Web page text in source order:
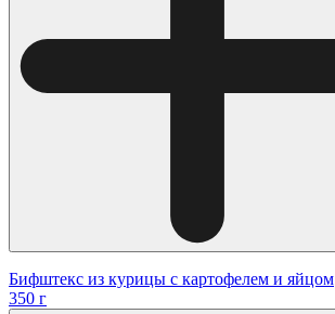
Бифштекс из курицы с картофелем и яйцом
350 г